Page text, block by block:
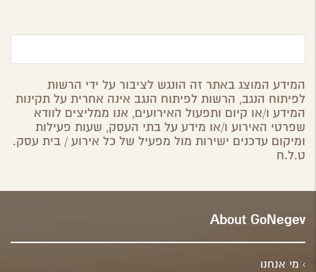
המידע המוצג באתר זה הונגש לציבור על ידי הרשות
לפיתוח הנגב, הרשות לפיתוח הנגב אינה אחרית על תקינות
המידע ו/או קיום ותפעול האירועים, אנו ממליצים לוודא
שפרטי האירוע ו/או מידע על בתי העסק, שעות פעילות
ומיקום עדכנים ישירות מול מפעיל של כל אירוע / בית עסק.
ט.ל.ח
About GoNegev
מי אנחנו